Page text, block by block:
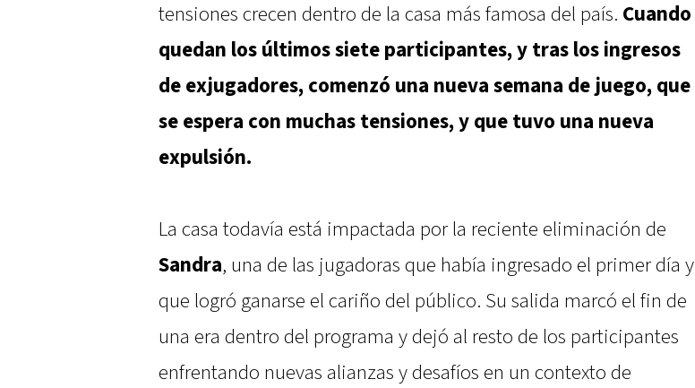
tensiones crecen dentro de la casa más famosa del país. Cuando
quedan los últimos siete participantes, y tras los ingresos
de exjugadores, comenzó una nueva semana de juego, que
se espera con muchas tensiones, y que tuvo una nueva
expulsión.
La casa todavía está impactada por la reciente eliminación de
Sandra, una de las jugadoras que había ingresado el primer día y
que logró ganarse el cariño del público. Su salida marcó el fin de
una era dentro del programa y dejó al resto de los participantes
enfrentando nuevas alianzas y desafíos en un contexto de